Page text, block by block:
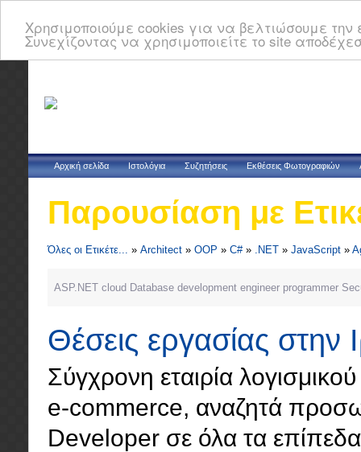
Χρησιμοποιούμε cookies για να βελτιώσουμε
Συνεχίζοντας να χρησιμοποιείτε το site
Αρχική σελίδα Ιστολόγια Συζητήσεις Εκθέσεις Φωτογραφιών
Παρουσίαση με
Όλες οι Ετικέτε... » Architect » OOP » C#» .NET » JavaScript »
ASP.NET cloud Database development engineer programmer
Θέσεις εργασίας στην
Σύγχρονη εταιρία
e-commerce, αναζητά
Developer σε όλα τα